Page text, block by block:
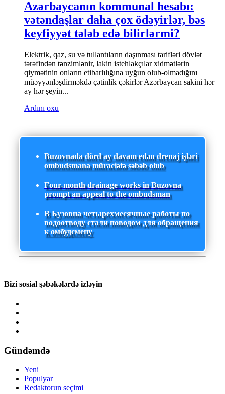
Azərbaycanın kommunal hesabı:
vətəndaşlar daha çox ödəyirlər, bəs
keyfiyyət tələb edə bilirlərmi?
Elektrik, qaz, su və tullantıların daşınması tarifləri dövlət
tərəfindən tənzimlənir, lakin istehlakçılar xidmətlərin
qiymətinin onların etibarlılığına uyğun olub-olmadığını
müəyyənləşdirməkdə çətinlik çəkirlər Azərbaycan sakini hər
ay hər şeyin...
Ardını oxu
Buzovnada dörd ay davam edən drenaj işləri
ombudsmana müraciətə səbəb olub
Four-month drainage works in Buzovna
prompt an appeal to the ombudsman
В Бузовна четырехмесячные работы по
водоотводу стали поводом для обращения
к омбудсмену
Bizi sosial şəbəkələrdə izləyin
Gündəmdə
Yeni
Populyar
Redaktorun seçimi